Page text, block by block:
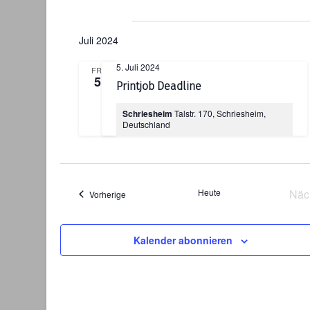
Juli 2024
FR.
5 Printjob Deadline
5. Juli 2024
Schriesheim Talstr. 170, Schriesheim,
Deutschland
VorherigeVeranstaltungen Heute
Kalender abonnieren